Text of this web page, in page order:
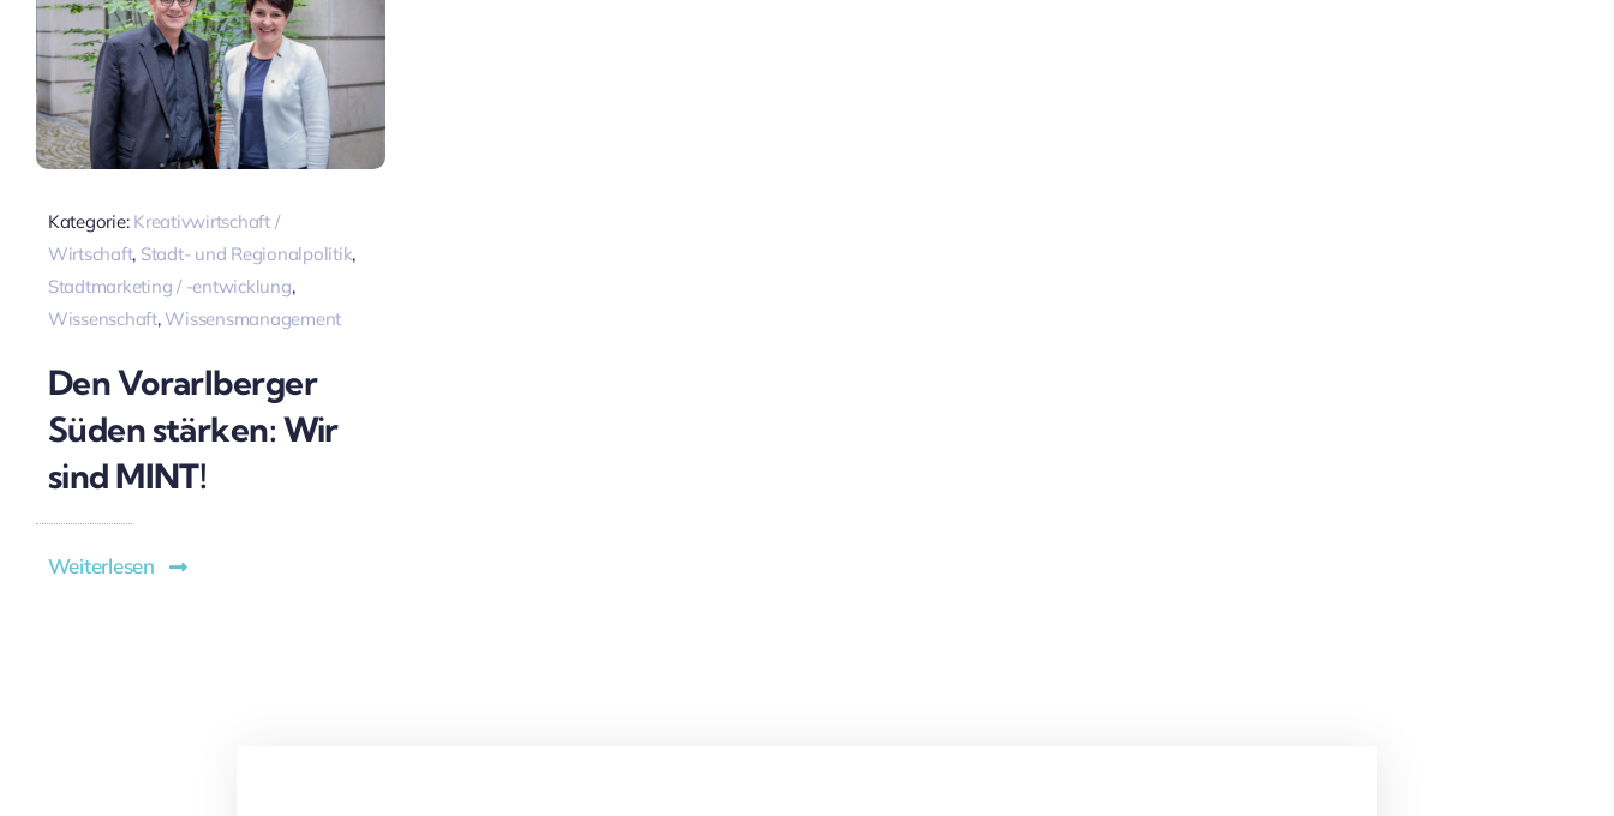
Kategorie: Kreativwirtschaft /
Wirtschaft, Stadt- und Regionalpolitik,
Stadtmarketing / -entwicklung,
Wissenschaft, Wissensmanagement
Den Vorarlberger
Süden stärken: Wir
sind MINT!
Weiterlesen